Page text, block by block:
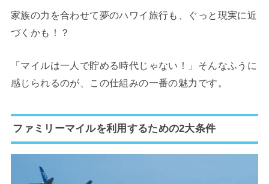
家族の力を合わせて夢のハワイ旅行も、ぐっと現実に近
づくかも！？
「マイルは一人で貯める時代じゃない！」そんなふうに
感じられるのが、この仕組みの一番の魅力です。
ファミリーマイルを利用するための2大条件